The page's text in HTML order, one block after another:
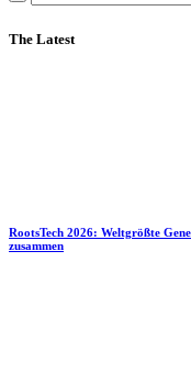
The Latest
RootsTech 2026: Weltgrößte
zusammen